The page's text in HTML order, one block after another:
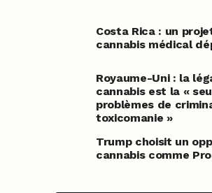
Costa Rica : un
cannabis médical
Royaume-Uni : la
cannabis est la «
problèmes de
toxicomanie »
Trump choisit un
cannabis comme